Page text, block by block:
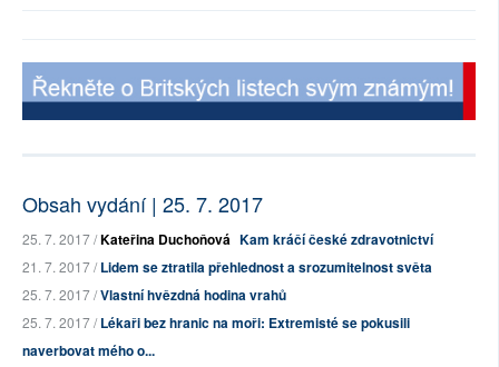
Obsah vydání | 25. 7. 2017
25. 7. 2017 /Kateřina Duchoňová Kam kráčí české zdravotnictví
21. 7. 2017 /Lidem se ztratila přehlednost a srozumitelnost světa
25. 7. 2017 /Vlastní hvězdná hodina vrahů
25. 7. 2017 /Lékaři bez hranic na moři: Extremisté se pokusili
naverbovat mého o...